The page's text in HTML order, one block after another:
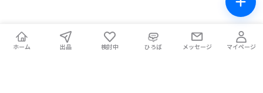
ホーム 出品 検討中 ひろば メッセージ マイページ